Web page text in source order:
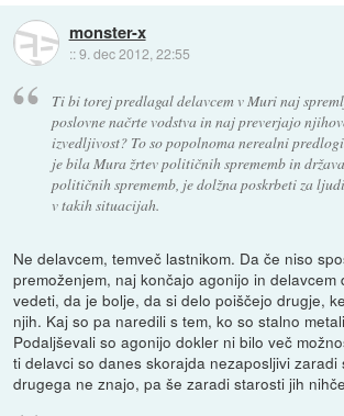
monster-x
::9. dec 2012, 22:55
Ti bi torej predlagal delavcem v Muri naj
poslovne načrte vodstva in naj preverjajo
izvedljivost? To so popolnoma nerealni
je bila Mura žrtev političnih sprememb in
političnih sprememb, je dolžna poskrbeti za
v takih situacijah.
Ne delavcem, temveč lastnikom. Da če niso
premoženjem, naj končajo agonijo in delavcem
vedeti, da je bolje, da si delo poiščejo drugje,
njih. Kaj so pa naredili s tem, ko so stalno
Podaljševali so agonijo dokler ni bilo več
ti delavci so danes skorajda nezaposljivi
drugega ne znajo, pa še zaradi starosti jih